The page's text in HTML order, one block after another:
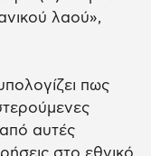
λαού»,
πως
αυτές